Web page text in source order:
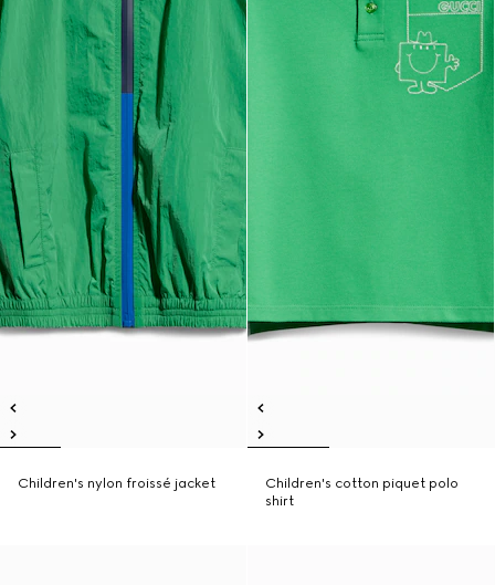
Children's nylon froissé jacket
Children's cotton piquet polo
shirt